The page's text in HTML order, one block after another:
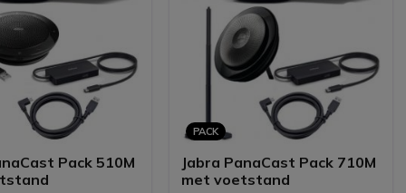
Pack 510M
PACK
Jabra PanaCast Pack 710M
met voetstand